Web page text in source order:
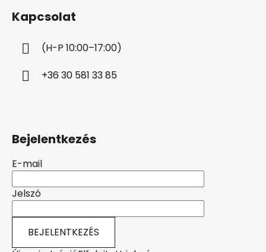
Kapcsolat
(H-P 10:00–17:00)
+36 30 581 33 85
Bejelentkezés
E-mail
Jelszó
BEJELENTKEZÉS